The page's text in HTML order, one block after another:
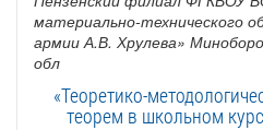
материально-технического
армии А.В. Хрулева»
обл
«Теоретико-
теорем в школьном